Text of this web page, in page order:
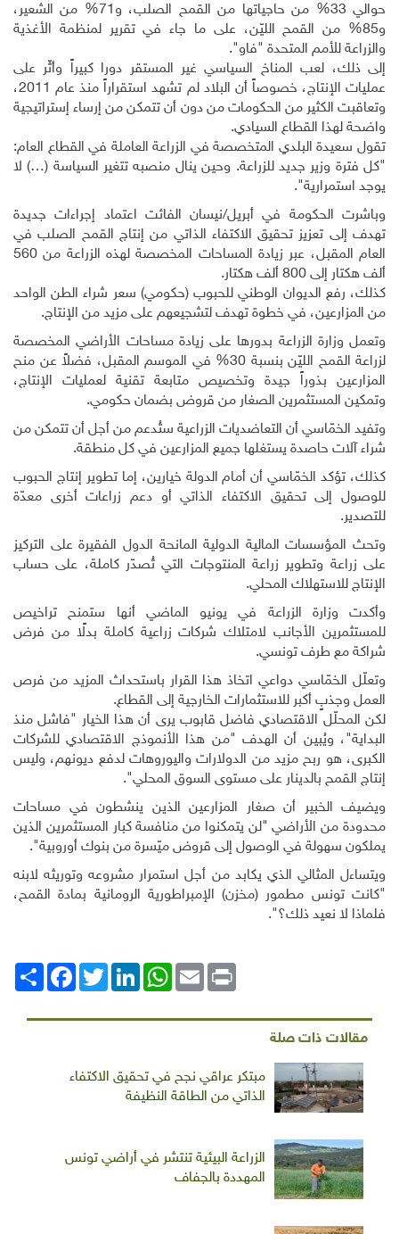
حوالي 33% من حاجياتها من القمح الصلب، و71% من الشعير،
و85% من القمح الليّن، على ما جاء في تقرير لمنظمة الأغذية
والزراعة للأمم المتحدة "فاو".
إلى ذلك، لعب المناخ السياسي غير المستقر دورا كبيراً وأثّر على
عمليات الإنتاج، خصوصاً أن البلاد لم تشهد استقراراً منذ عام 2011،
وتعاقبت الكثير من الحكومات من دون أن تتمكن من إرساء إستراتيجية
واضحة لهذا القطاع السيادي.
تقول سعيدة البلدي المتخصصة في الزراعة العاملة في القطاع العام:
"كل فترة وزير جديد للزراعة. وحين ينال منصبه تتغير السياسة (…) لا
يوجد استمرارية".
وباشرت الحكومة في أبريل/نيسان الفائت اعتماد إجراءات جديدة
تهدف إلى تعزيز تحقيق الاكتفاء الذاتي من إنتاج القمح الصلب في
العام المقبل، عبر زيادة المساحات المخصصة لهذه الزراعة من 560
ألف هكتار إلى 800 ألف هكتار
.
كذلك، رفع الديوان الوطني للحبوب (حكومي) سعر شراء الطن الواحد
من المزارعين، في خطوة تهدف لتشجيعهم على مزيد من الإنتاج.
وتعمل وزارة الزراعة بدورها على زيادة مساحات الأراضي المخصصة
لزراعة القمح الليّن بنسبة 30% في الموسم المقبل، فضلاً عن منح
المزارعين بذوراً جيدة وتخصيص متابعة تقنية لعمليات الإنتاج،
وتمكين المستثمرين الصغار من قروض بضمان حكومي.
وتفيد الخمّاسي أن التعاضديات الزراعية ستُدعم من أجل أن تتمكن من
شراء آلات حاصدة يستغلها جميع المزارعين في كل منطقة.
كذلك، تؤكد الخمّاسي أن أمام الدولة خيارين، إما تطوير إنتاج الحبوب
للوصول إلى تحقيق الاكتفاء الذاتي أو دعم زراعات أخرى معدّة
للتصدير.
وتحث المؤسسات المالية الدولية المانحة الدول الفقيرة على التركيز
على زراعة وتطوير زراعة المنتوجات التي تُصدّر كاملة، على حساب
الإنتاج للاستهلاك المحلي.
وأكدت وزارة الزراعة في يونيو الماضي أنها ستمنح تراخيص
للمستثمرين الأجانب لامتلاك شركات زراعية كاملة بدلًا من فرض
شراكة مع طرف تونسي.
وتعلّل الخمّاسي دواعي اتخاذ هذا القرار باستحداث المزيد من فرص
العمل وجذبٍ أكبر للاستثمارات الخارجية إلى القطاع.
لكن المحلّل الاقتصادي فاضل قابوب يرى أن هذا الخيار "فاشل منذ
البداية"، ويُبين أن الهدف "من هذا الأنموذج الاقتصادي للشركات
الكبرى، هو ربح مزيد من الدولارات واليوروهات لدفع ديونهم، وليس
إنتاج القمح بالدينار على مستوى السوق المحلي".
ويضيف الخبير أن صغار المزارعين الذين ينشطون في مساحات
محدودة من الأراضي "لن يتمكنوا من منافسة كبار المستثمرين الذين
يملكون سهولة في الوصول إلى قروض ميّسرة من بنوك أوروبية".
ويتساءل المثالي الذي يكابد من أجل استمرار مشروعه وتوريثه لابنه
"كانت تونس مطمور (مخزن) الإمبراطورية الرومانية بمادة القمح،
فلماذا لا نعيد ذلك؟".
انشر
FacebookTwitterLinkedIn
WhatsAppEmail Print
مقالات ذات صلة
مبتكر عراقي نجح في تحقيق الاكتفاء
الذاتي من الطاقة النظيفة
الزراعة البيئية تنتشر في أراضي تونس
المهددة بالجفاف